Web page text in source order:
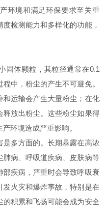
环境和满足环保要求至关重
检测能力和多样化的功能，
体颗粒，其粒径通常在0.1
中，粉尘的产生不可避免。
运输会产生大量粉尘；在化
释放出粉尘。这些粉尘如果得
环境造成严重影响。
多方面的。长期暴露在高浓
肺病、呼吸道疾病、皮肤病等
疾病，严重时会导致呼吸衰
火灾和爆炸事故，特别是在
积累和飞扬可能会成为安全